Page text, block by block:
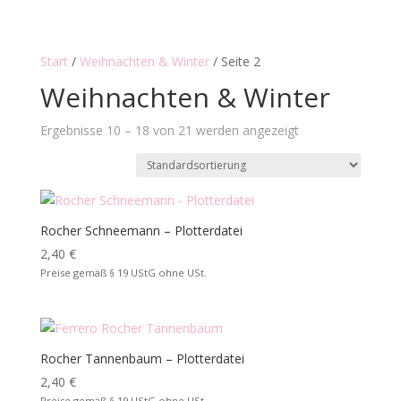
Start / Weihnachten & Winter/ Seite 2
Weihnachten & Winter
Ergebnisse 10 – 18 von 21 werden angezeigt
Rocher Schneemann – Plotterdatei
2,40 €
Preise gemäß § 19 UStG ohne USt.
Rocher Tannenbaum – Plotterdatei
2,40 €